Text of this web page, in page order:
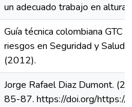
un adecuado trabajo en
Guía técnica colombiana GTC
riesgos en Seguridad y Salud
(2012).
Jorge Rafael Diaz Dumont.
85-87. https://doi.org/https://